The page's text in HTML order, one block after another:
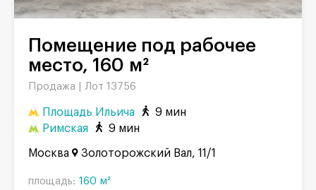
Помещение под рабочее
место, 160 м²
Продажа | Лот 13756
Площадь Ильича
9 мин
Римская
9 мин
Москва Золоторожский Вал, 11/1
площадь: 160 м²